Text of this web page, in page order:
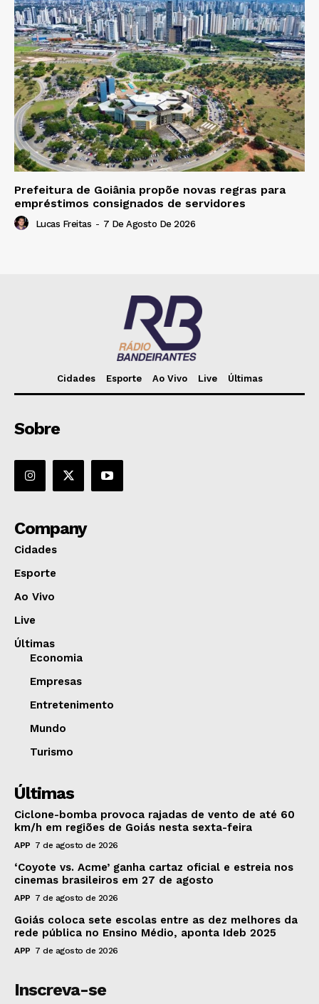
Prefeitura de Goiânia propõe novas regras para
empréstimos consignados de servidores
Lucas Freitas - 7 De Agosto De 2026
Cidades Esporte Ao Vivo Live Últimas
Sobre
Company
Cidades
Esporte
Ao Vivo
Live
Últimas
Economia
Empresas
Entretenimento
Mundo
Turismo
Últimas
Ciclone-bomba provoca rajadas de vento de até 60
km/h em regiões de Goiás nesta sexta-feira
APP 7 de agosto de 2026
‘Coyote vs. Acme’ ganha cartaz oficial e estreia nos
cinemas brasileiros em 27 de agosto
APP 7 de agosto de 2026
Goiás coloca sete escolas entre as dez melhores da
rede pública no Ensino Médio, aponta Ideb 2025
APP 7 de agosto de 2026
Inscreva-se